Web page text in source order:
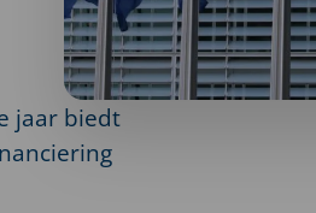
jaar biedt